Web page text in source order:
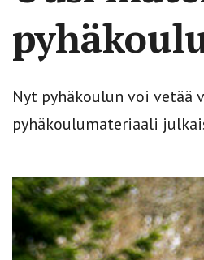
Nyt pyhäkoulun voi vetää
pyhäkoulumateriaali